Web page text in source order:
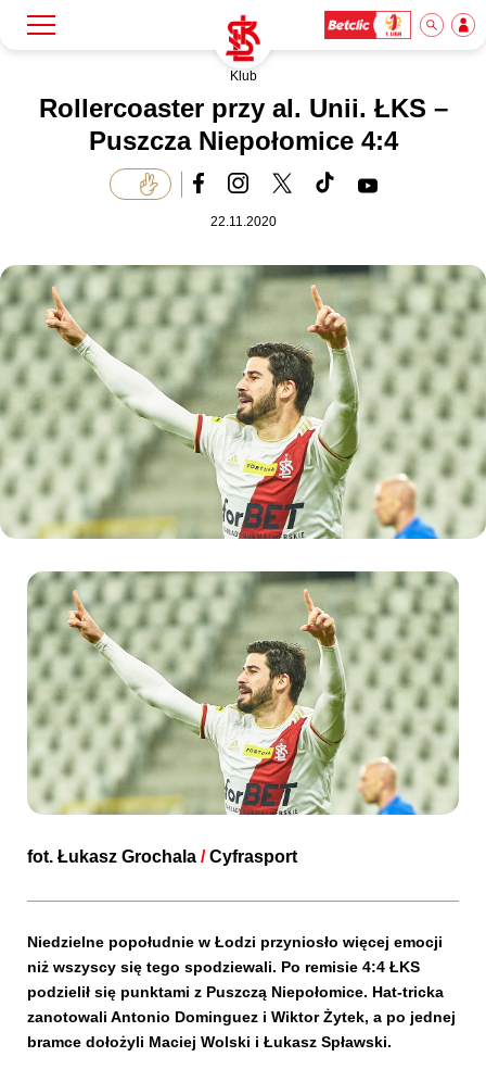
Klub
Akademia
Biznes
Dla mediów
Kibice
SKLEP KUP BILET
Klub
Rollercoaster przy al. Unii. ŁKS –
Puszcza Niepołomice 4:4
22.11.2020
fot. Łukasz Grochala /Cyfrasport
Niedzielne popołudnie w Łodzi przyniosło więcej emocji
niż wszyscy się tego spodziewali. Po remisie 4:4 ŁKS
podzielił się punktami z Puszczą Niepołomice. Hat-tricka
zanotowali Antonio Dominguez i Wiktor Żytek, a po jednej
bramce dołożyli Maciej Wolski i Łukasz Spławski.